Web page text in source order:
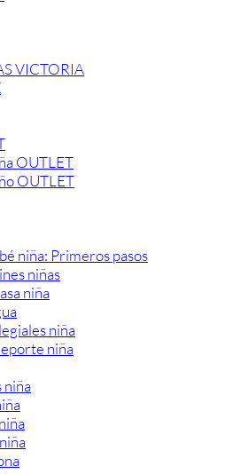
VICTORIA
OUTLET
OUTLET
niña: Primeros pasos
niñas
niña
niña
niña
niña